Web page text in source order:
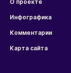
О проекте
Инфографика
Комментарии
Карта сайта